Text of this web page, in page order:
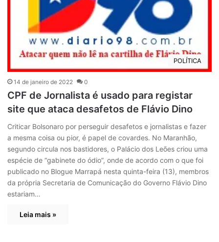
POLÍTICA
14 de janeiro de 2022 0
CPF de Jornalista é usado para registar
site que ataca desafetos de Flávio Dino
Criticar Bolsonaro por perseguir desafetos e jornalistas e fazer
a mesma coisa ou pior, é papel de covardes. No Maranhão,
segundo circula nos bastidores, o Palácio dos Leões criou uma
espécie de “gabinete do ódio”, onde de acordo com o que foi
publicado no Blogue Marrapá nesta quinta-feira (13), membros
da própria Secretaria de Comunicação do Governo Flávio Dino
estariam…
Leia mais »